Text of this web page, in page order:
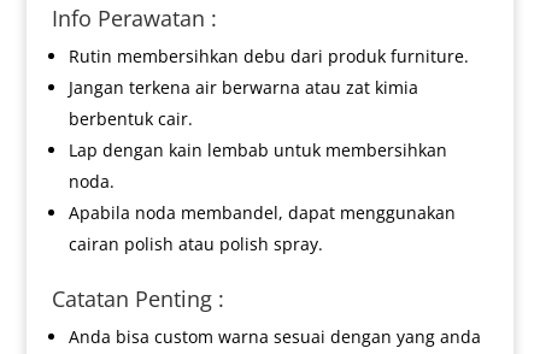
Info Perawatan :
Rutin membersihkan debu dari produk furniture.
Jangan terkena air berwarna atau zat kimia
berbentuk cair.
Lap dengan kain lembab untuk membersihkan
noda.
Apabila noda membandel, dapat menggunakan
cairan polish atau polish spray.
Catatan Penting :
Anda bisa custom warna sesuai dengan yang anda